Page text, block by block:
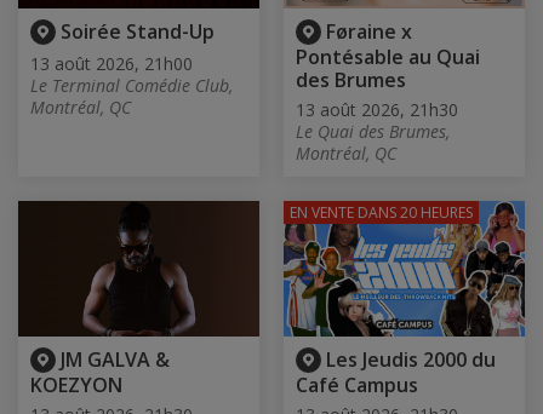
Soirée Stand-Up
13 août 2026, 21h00
Le Terminal Comédie Club,
Montréal, QC
Føraine x
Pontésable au Quai
des Brumes
13 août 2026, 21h30
Le Quai des Brumes,
Montréal, QC
JM GALVA &
KOEZYON
Les Jeudis 2000 du
Café Campus
EN VENTE DANS 20 HEURES